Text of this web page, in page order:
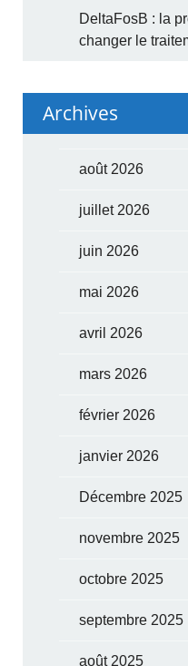
DeltaFosB : la
changer le
Archives
août 2026
juillet 2026
juin 2026
mai 2026
avril 2026
mars 2026
février 2026
janvier 2026
Décembre 2025
novembre 2025
octobre 2025
septembre 2025
août 2025